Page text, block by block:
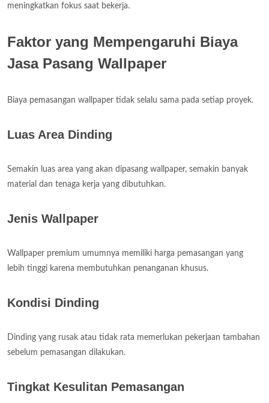
meningkatkan fokus saat bekerja.
Faktor yang Mempengaruhi Biaya
Jasa Pasang Wallpaper
Biaya pemasangan wallpaper tidak selalu sama pada setiap proyek.
Luas Area Dinding
Semakin luas area yang akan dipasang wallpaper, semakin banyak
material dan tenaga kerja yang dibutuhkan.
Jenis Wallpaper
Wallpaper premium umumnya memiliki harga pemasangan yang
lebih tinggi karena membutuhkan penanganan khusus.
Kondisi Dinding
Dinding yang rusak atau tidak rata memerlukan pekerjaan tambahan
sebelum pemasangan dilakukan.
Tingkat Kesulitan Pemasangan